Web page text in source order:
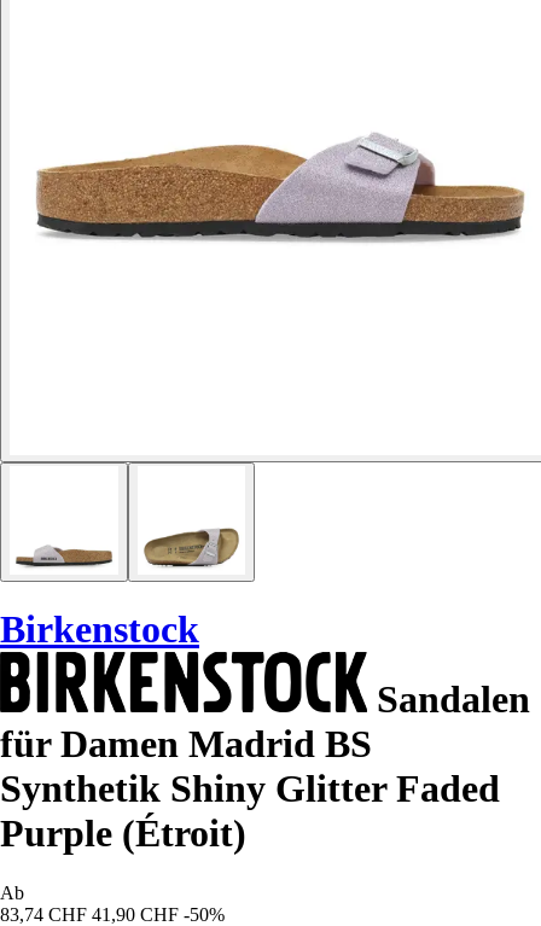
Birkenstock
Sandalen
für Damen Madrid BS
Synthetik Shiny Glitter Faded
Purple (Étroit)
Ab
83,74 CHF 41,90 CHF -50%